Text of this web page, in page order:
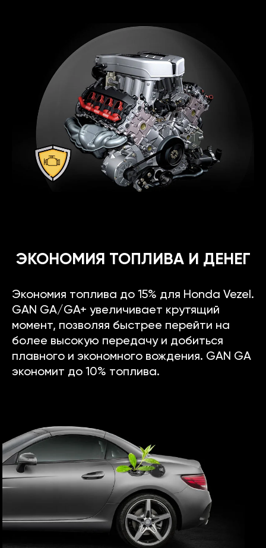
ЭКОНОМИЯ ТОПЛИВА И ДЕНЕГ
Экономия топлива до 15% для Honda Vezel.
GAN GA/GA+ увеличивает крутящий
момент, позволяя быстрее перейти на
более высокую передачу и добиться
плавного и экономного вождения. GAN GA
экономит до 10% топлива.